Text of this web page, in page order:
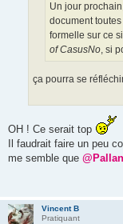
Un jour
document
formelle sur ce
of CasusNo, si
ça pourra se
OH ! Ce serait top
Il faudrait faire un peu
me semble que
Vincent B
Pratiquant